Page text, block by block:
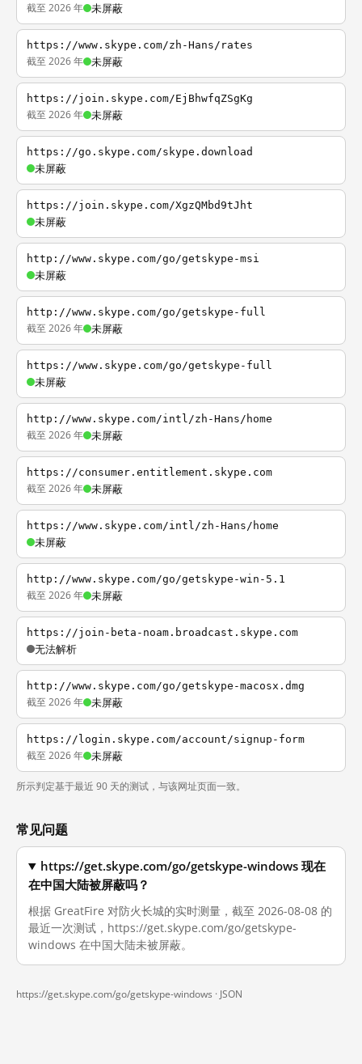
截至 2026 年 未屏蔽
https://www.skype.com/zh-Hans/rates
截至 2026 年 未屏蔽
https://join.skype.com/EjBhwfqZSgKg
截至 2026 年 未屏蔽
https://go.skype.com/skype.download
未屏蔽
https://join.skype.com/XgzQMbd9tJht
未屏蔽
http://www.skype.com/go/getskype-msi
未屏蔽
http://www.skype.com/go/getskype-full
截至 2026 年 未屏蔽
https://www.skype.com/go/getskype-full
未屏蔽
http://www.skype.com/intl/zh-Hans/home
截至 2026 年 未屏蔽
https://consumer.entitlement.skype.com
截至 2026 年 未屏蔽
https://www.skype.com/intl/zh-Hans/home
未屏蔽
http://www.skype.com/go/getskype-win-5.1
截至 2026 年 未屏蔽
https://join-beta-noam.broadcast.skype.com
无法解析
http://www.skype.com/go/getskype-macosx.dmg
截至 2026 年 未屏蔽
https://login.skype.com/account/signup-form
截至 2026 年 未屏蔽
所示判定基于最近 90 天的测试，与该网址页面一致。
常见问题
https://get.skype.com/go/getskype-windows 现在
在中国大陆被屏蔽吗？
根据 GreatFire 对防火长城的实时测量，截至 2026-08-08 的
最近一次测试，https://get.skype.com/go/getskype-
windows 在中国大陆未被屏蔽。
https://get.skype.com/go/getskype-windows · JSON